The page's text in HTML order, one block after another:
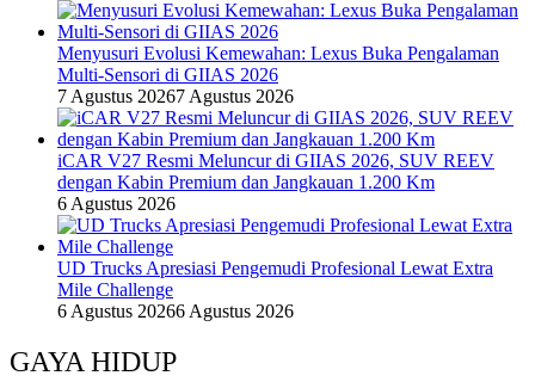
Menyusuri Evolusi Kemewahan: Lexus Buka Pengalaman
Multi-Sensori di GIIAS 2026
7 Agustus 20267 Agustus 2026
iCAR V27 Resmi Meluncur di GIIAS 2026, SUV REEV
dengan Kabin Premium dan Jangkauan 1.200 Km
6 Agustus 2026
UD Trucks Apresiasi Pengemudi Profesional Lewat Extra
Mile Challenge
6 Agustus 20266 Agustus 2026
GAYA HIDUP